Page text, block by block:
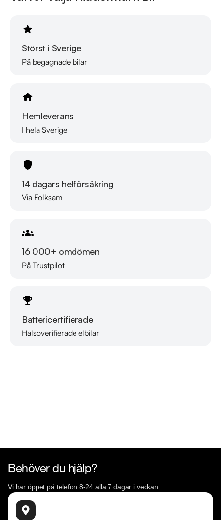
Störst i Sverige
På begagnade bilar
Hemleverans
I hela Sverige
14 dagars helförsäkring
Via Folksam
16 000+ omdömen
På Trustpilot
Battericertifierade
Hälsoverifierade elbilar
Läs mer om oss
Behöver du hjälp?
Vi har öppet på telefon 8-24 alla 7 dagar i veckan.